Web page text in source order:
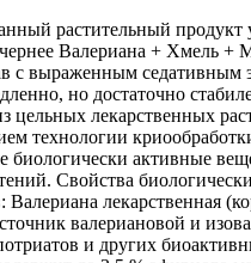
растительный продукт
Валериана + Хмель +
с выраженным седативным
но достаточно
цельных лекарственных
технологии
биологически активные
Свойства
Валериана лекарственная
валериановой и
и других